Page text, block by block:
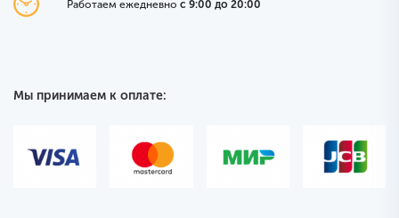
Работаем ежедневно с 9:00 до 20:00
Мы принимаем к оплате: